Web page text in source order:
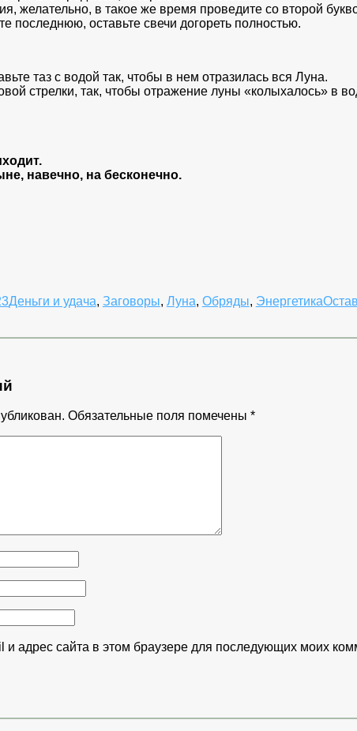
желательно, в такое же время проведите со второй
последнюю, оставьте свечи догореть полностью.
таз с водой так, чтобы в нем отразилась вся Луна.
стрелки, так, чтобы отражение луны «колыхалось» в
навечно, на бесконечно.
Деньги и удача, Заговоры, Луна, Обряды, Энергетика
Обязательные поля помечены *
адрес сайта в этом браузере для последующих моих